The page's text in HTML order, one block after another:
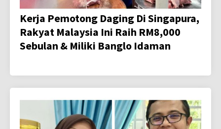
Kerja Pemotong Daging Di Singapura,
Rakyat Malaysia Ini Raih RM8,000
Sebulan & Miliki Banglo Idaman